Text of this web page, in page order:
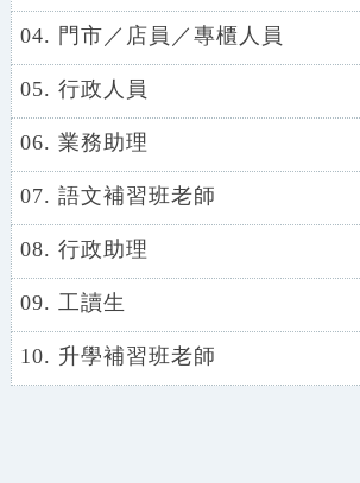
04. 門市／店員／專櫃人員
05. 行政人員
06. 業務助理
07. 語文補習班老師
08. 行政助理
09. 工讀生
10. 升學補習班老師